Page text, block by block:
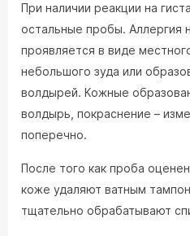
При наличии реакции на
остальные пробы. Аллергия
проявляется в виде
небольшого зуда или
волдырей. Кожные
волдырь, покраснение –
поперечно.
После того как проба
коже удаляют ватным
тщательно обрабатывают